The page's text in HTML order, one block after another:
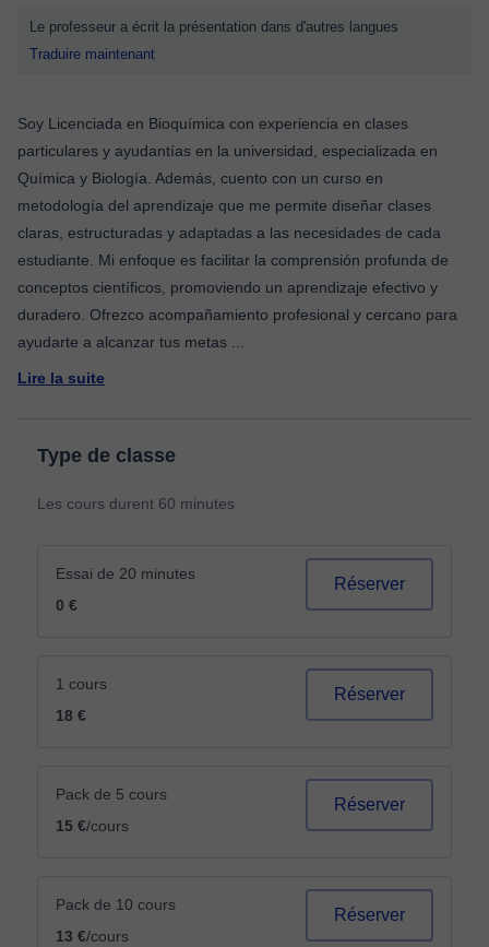
Le professeur a écrit la présentation dans d'autres langues
Traduire maintenant
Soy Licenciada en Bioquímica con experiencia en clases
particulares y ayudantías en la universidad, especializada en
Química y Biología. Además, cuento con un curso en
metodología del aprendizaje que me permite diseñar clases
claras, estructuradas y adaptadas a las necesidades de cada
estudiante. Mi enfoque es facilitar la comprensión profunda de
conceptos científicos, promoviendo un aprendizaje efectivo y
duradero. Ofrezco acompañamiento profesional y cercano para
ayudarte a alcanzar tus metas
Lire la suite
Type de classe
Les cours durent 60 minutes
Essai de 20 minutes
0 €
Réserver
1 cours
18 €
Réserver
Pack de 5 cours
15 €/cours
Réserver
Pack de 10 cours
13 €/cours
Réserver